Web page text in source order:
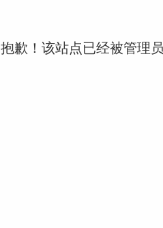
抱歉！该站点已经被管理